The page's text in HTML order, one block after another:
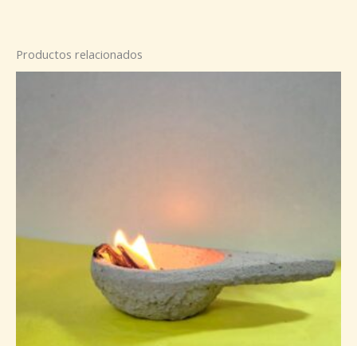
Productos relacionados